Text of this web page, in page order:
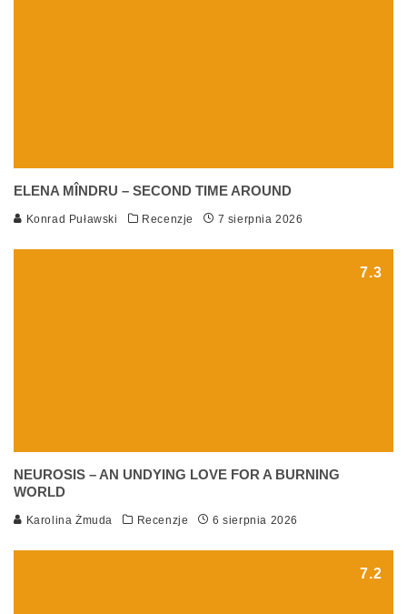
ELENA MÎNDRU – SECOND TIME AROUND
Konrad Puławski Recenzje 7 sierpnia 2026
7.3
NEUROSIS – AN UNDYING LOVE FOR A BURNING
WORLD
Karolina Żmuda Recenzje 6 sierpnia 2026
7.2